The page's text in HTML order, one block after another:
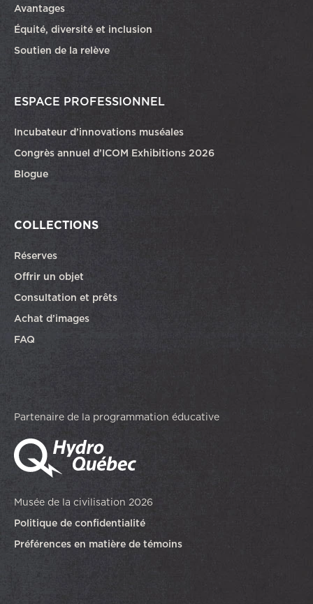
Avantages
Équité, diversité et inclusion
Soutien de la relève
ESPACE PROFESSIONNEL
Incubateur d’innovations muséales
Congrès annuel d’ICOM Exhibitions 2026
Blogue
COLLECTIONS
Réserves
Offrir un objet
Consultation et prêts
Achat d’images
FAQ
Partenaire de la programmation éducative
Musée de la civilisation 2026
Politique de confidentialité
Préférences en matière de témoins